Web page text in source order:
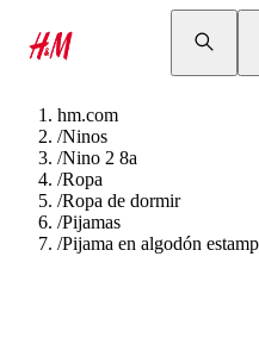
hm.com
/Ninos
/Nino 2 8a
/Ropa
/Ropa de dormir
/Pijamas
/Pijama en algodón